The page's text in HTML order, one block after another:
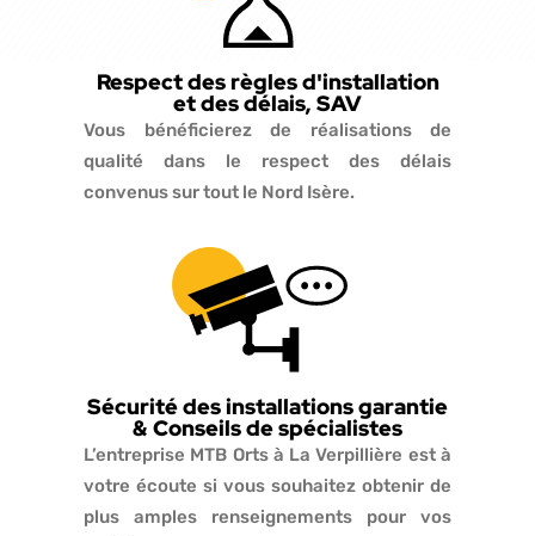
Respect des règles d'installation
et des délais, SAV
Vous bénéficierez de réalisations de
qualité dans le respect des délais
convenus sur tout le Nord Isère.
Sécurité des installations garantie
& Conseils de spécialistes
L’entreprise MTB Orts à La Verpillière est à
votre écoute si vous souhaitez obtenir de
plus amples renseignements pour vos